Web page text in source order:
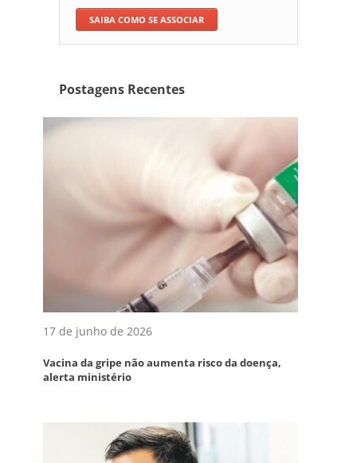
SAIBA COMO SE ASSOCIAR
Postagens Recentes
17 de junho de 2026
Vacina da gripe não aumenta risco da doença,
alerta ministério